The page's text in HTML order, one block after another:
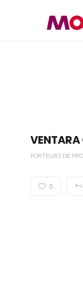
PORTEURS DE
0